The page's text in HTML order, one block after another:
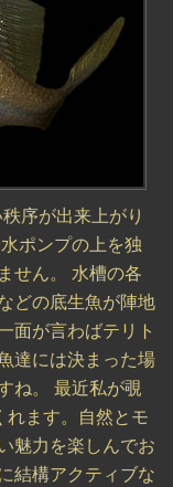
序が出来上がり
ポンプの上を独
せん。 水槽の各
どの底生魚が陣地
面が言わばテリト
達には決まった場
ね。 最近私が覗
れます。自然とモ
魅力を楽しんでお
結構アクティブな